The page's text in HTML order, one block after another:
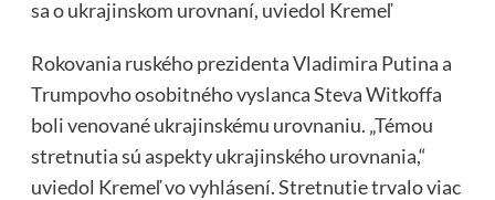
sa o ukrajinskom urovnaní, uviedol Kremeľ
Rokovania ruského prezidenta Vladimira Putina a
Trumpovho osobitného vyslanca Steva Witkoffa
boli venované ukrajinskému urovnaniu. „Témou
stretnutia sú aspekty ukrajinského urovnania,“
uviedol Kremeľ vo vyhlásení. Stretnutie trvalo viac